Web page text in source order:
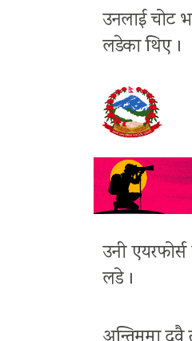
उनलाई चोट
लडेका थिए ।
उनी
लडे ।